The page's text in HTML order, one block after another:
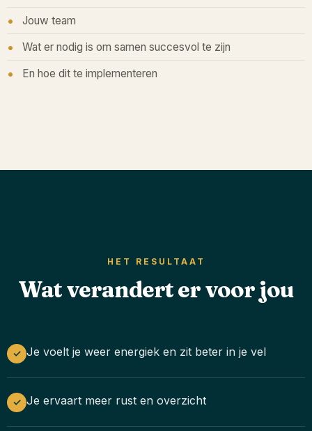
Jouw team
Wat er nodig is om samen succesvol te zijn
En hoe dit te implementeren
HET RESULTAAT
Wat verandert er voor jou
✓ Je voelt je weer energiek en zit beter in je vel
✓ Je ervaart meer rust en overzicht